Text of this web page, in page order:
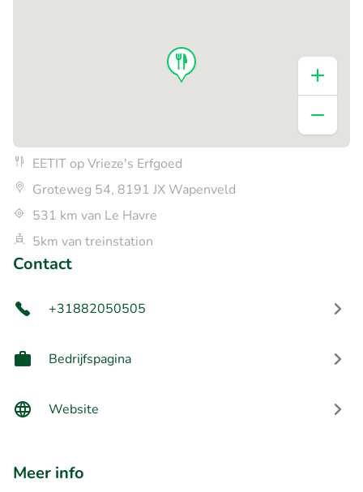
EETIT op Vrieze's Erfgoed
Groteweg 54, 8191 JX Wapenveld
531 km van Le Havre
5km van treinstation
Contact
+31882050505
Bedrijfspagina
Website
Meer info